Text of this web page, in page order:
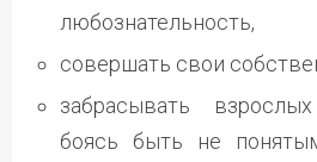
любознательность,
совершать свои
забрасывать
боясь быть не